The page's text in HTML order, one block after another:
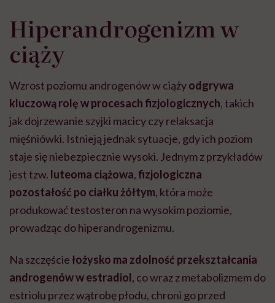
Hiperandrogenizm w
ciąży
Wzrost poziomu androgenów w ciążyodgrywa
kluczową rolę w procesach fizjologicznych, takich
jak dojrzewanie szyjki macicy czy relaksacja
mięśniówki. Istnieją jednak sytuacje, gdy ich poziom
staje się niebezpiecznie wysoki. Jednym z przykładów
jest tzw. luteoma ciążowa,fizjologiczna
pozostałość po ciałku żółtym, która może
produkować testosteron na wysokim poziomie,
prowadząc do hiperandrogenizmu.
Na szczęściełożysko ma zdolność przekształcania
androgenów w estradiol, co wraz z metabolizmem do
estriolu przez wątrobę płodu, chroni go przed